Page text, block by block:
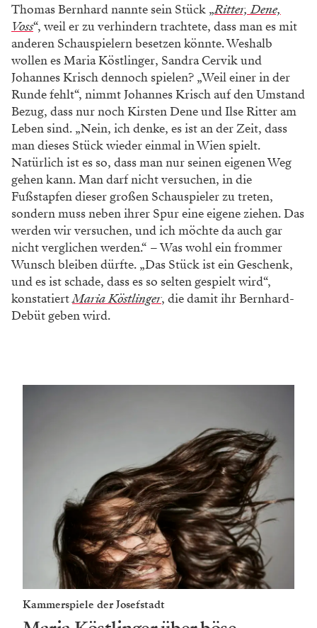
Thomas Bernhard nannte sein Stück „Ritter, Dene,
Voss“, weil er zu verhindern trachtete, dass man es mit
anderen Schauspielern besetzen könnte. Weshalb
wollen es Maria Köstlinger, Sandra Cervik und
Johannes Krisch dennoch spielen? „Weil einer in der
Runde fehlt“, nimmt Johannes Krisch auf den Umstand
Bezug, dass nur noch Kirsten Dene und Ilse Ritter am
Leben sind. „Nein, ich denke, es ist an der Zeit, dass
man dieses Stück wieder einmal in Wien spielt.
Natürlich ist es so, dass man nur seinen eigenen Weg
gehen kann. Man darf nicht versuchen, in die
Fußstapfen dieser großen Schauspieler zu treten,
sondern muss neben ihrer Spur eine eigene ziehen. Das
werden wir versuchen, und ich möchte da auch gar
nicht verglichen werden.“ – Was wohl ein frommer
Wunsch bleiben dürfte. „Das Stück ist ein Geschenk,
und es ist schade, dass es so selten gespielt wird“,
konstatiertMaria Köstlinger, die damit ihr Bernhard-
Debüt geben wird.
Kammerspiele der Josefstadt